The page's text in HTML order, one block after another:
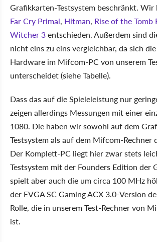
Grafikkarten-Testsystem beschränkt. Wir
Far Cry Primal, Hitman, Rise of the Tomb
Witcher 3entschieden. Außerdem sind
nicht eins zu eins vergleichbar, da sich
Hardware im Mifcom-PC von unserem
unterscheidet (siehe Tabelle).
Dass das auf die Spieleleistung nur
zeigen allerdings Messungen mit einer
1080. Die haben wir sowohl auf dem
Testsystem als auf dem Mifcom-Rechner
Der Komplett-PC liegt hier zwar stets
Testsystem mit der Founders Edition der
spielt aber auch die um circa 100 MHz
der EVGA SC Gaming ACX 3.0-Version
Rolle, die in unserem Test-Rechner von
ist.